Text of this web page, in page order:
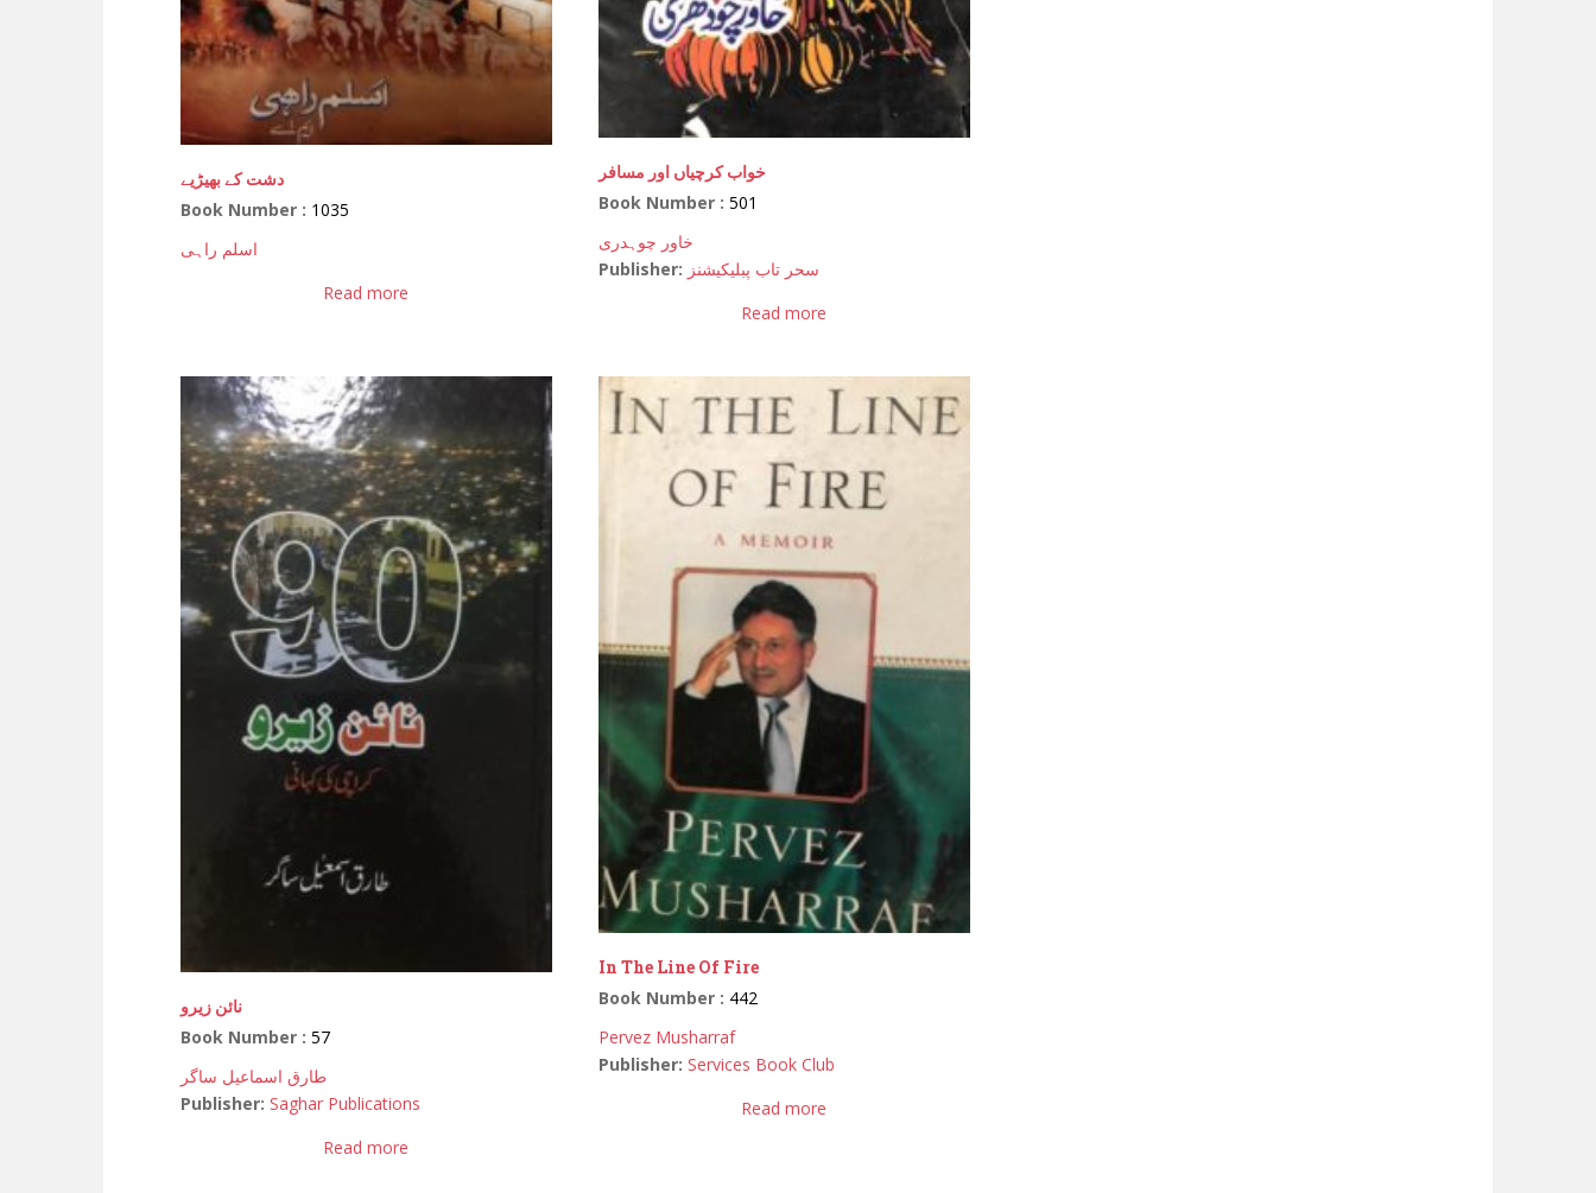
دشت کے بھیڑیے
Book Number : 1035
اسلم راہی
Read more
خواب کرچیاں اور مسافر
Book Number :501
خاور چوہدری
Publisher: سحر تاب پبلیکیشنز
Read more
نائن زیرو
Book Number : 57
طارق اسماعیل ساگر
Publisher: Saghar Publications
Read more
In The Line Of Fire
Book Number : 442
Pervez Musharraf
Publisher: Services Book Club
Read more